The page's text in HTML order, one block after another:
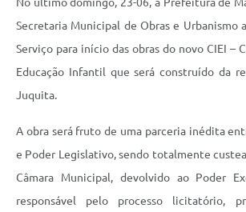
Secretaria Municipal de Obras e Urbanismo
Serviço para início das obras do novo CIEI –
Educação Infantil que será construído da
Juquita.
A obra será fruto de uma parceria inédita
e Poder Legislativo, sendo totalmente
Câmara Municipal, devolvido ao Poder
responsável pelo processo licitatório,